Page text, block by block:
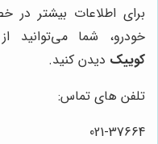
برای اطلاعات بیشتر
خودرو، شما می‌توانید
کوییک دیدن کنید.
تلفن های تماس:
021-37664